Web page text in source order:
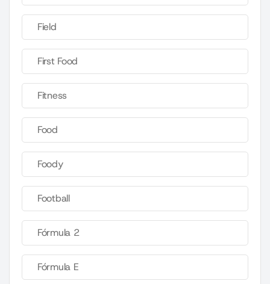
Field
First Food
Fitness
Food
Foody
Football
Fórmula 2
Fórmula E